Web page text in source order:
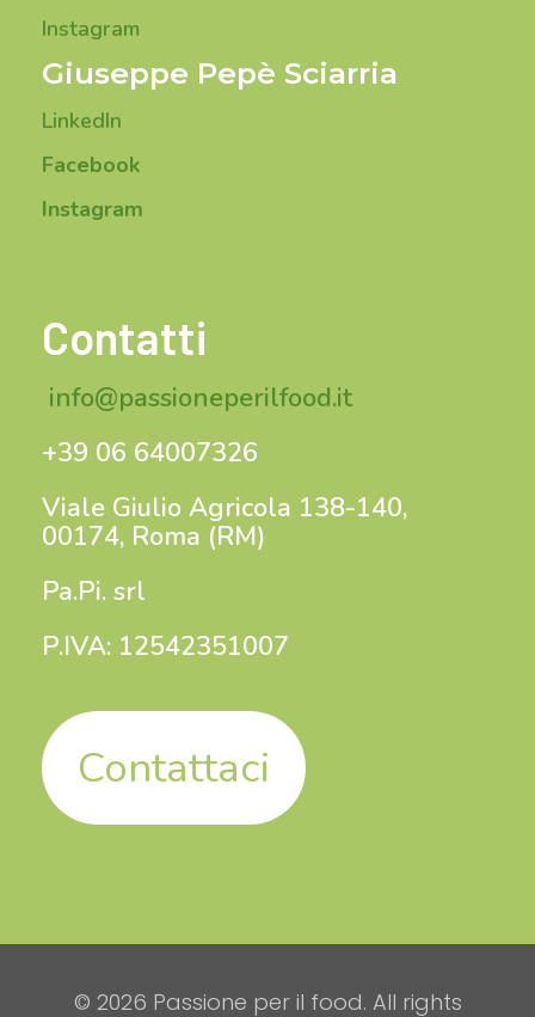
Instagram
Giuseppe Pepè Sciarria
LinkedIn
Facebook
Instagram
Contatti
info@passioneperilfood.it
+39 06 64007326
Viale Giulio Agricola 138-140,
00174, Roma (RM)
Pa.Pi. srl
P.IVA: 12542351007
Contattaci
© 2026 Passione per il food. All rights